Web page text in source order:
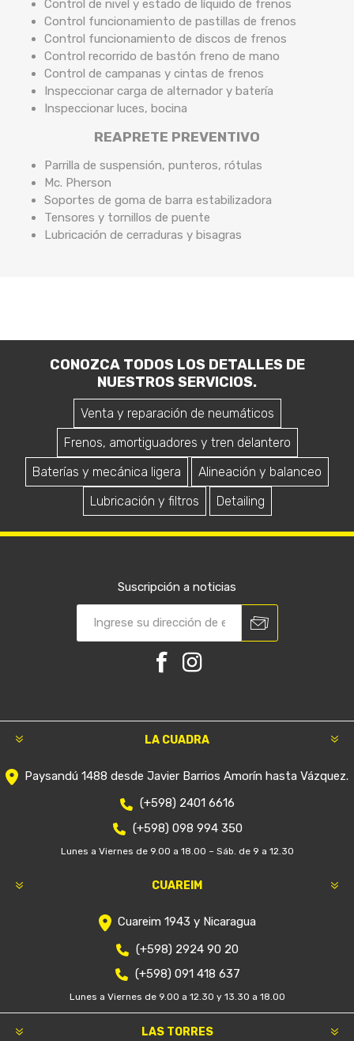
Control de nivel y estado de líquido de frenos
Control funcionamiento de pastillas de frenos
Control funcionamiento de discos de frenos
Control recorrido de bastón freno de mano
Control de campanas y cintas de frenos
Inspeccionar carga de alternador y batería
Inspeccionar luces, bocina
REAPRETE PREVENTIVO
Parrilla de suspensión, punteros, rótulas
Mc. Pherson
Soportes de goma de barra estabilizadora
Tensores y tornillos de puente
Lubricación de cerraduras y bisagras
CONOZCA TODOS LOS DETALLES DE
NUESTROS SERVICIOS.
Venta y reparación de neumáticos
Frenos, amortiguadores y tren delantero
Baterías y mecánica ligera
Alineación y balanceo
Lubricación y filtros
Detailing
Suscripción a noticias
LA CUADRA
Paysandú 1488 desde Javier Barrios Amorín hasta Vázquez.
(+598) 2401 6616
(+598) 098 994 350
Lunes a Viernes de 9.00 a 18.00 – Sáb. de 9 a 12.30
CUAREIM
Cuareim 1943 y Nicaragua
(+598) 2924 90 20
(+598) 091 418 637
Lunes a Viernes de 9.00 a 12.30 y 13.30 a 18.00
LAS TORRES